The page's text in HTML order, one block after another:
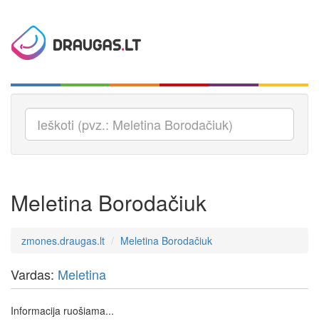
Meletina Borodačiuk
zmones.draugas.lt Meletina Borodačiuk
Vardas: Meletina
Informacija ruošiama...